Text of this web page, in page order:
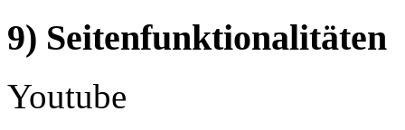
9) Seitenfunktionalitäten
Youtube